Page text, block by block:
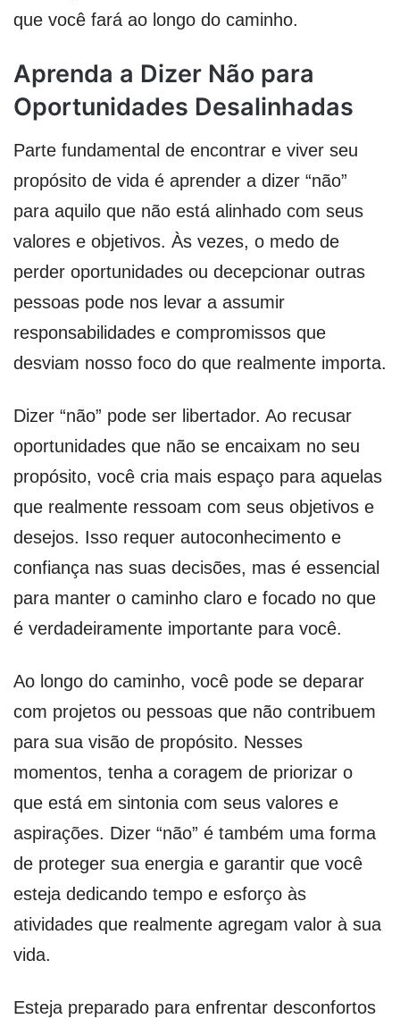
que você fará ao longo do caminho.
Aprenda a Dizer Não para
Oportunidades Desalinhadas
Parte fundamental de encontrar e viver seu
propósito de vida é aprender a dizer “não”
para aquilo que não está alinhado com seus
valores e objetivos. Às vezes, o medo de
perder oportunidades ou decepcionar outras
pessoas pode nos levar a assumir
responsabilidades e compromissos que
desviam nosso foco do que realmente importa.
Dizer “não” pode ser libertador. Ao recusar
oportunidades que não se encaixam no seu
propósito, você cria mais espaço para aquelas
que realmente ressoam com seus objetivos e
desejos. Isso requer autoconhecimento e
confiança nas suas decisões, mas é essencial
para manter o caminho claro e focado no que
é verdadeiramente importante para você.
Ao longo do caminho, você pode se deparar
com projetos ou pessoas que não contribuem
para sua visão de propósito. Nesses
momentos, tenha a coragem de priorizar o
que está em sintonia com seus valores e
aspirações. Dizer “não” é também uma forma
de proteger sua energia e garantir que você
esteja dedicando tempo e esforço às
atividades que realmente agregam valor à sua
vida.
Esteja preparado para enfrentar desconfortos